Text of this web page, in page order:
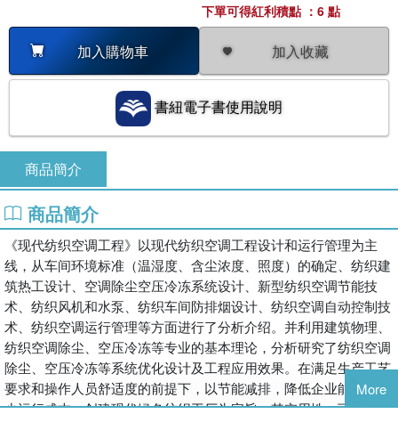
加入購物車 加入收藏
下單可得紅利積點 ：6 點
書紐電子書使用說明
商品簡介
商品簡介
《现代纺织空调工程》以现代纺织空调工程设计和运行管理为主
线，从车间环境标准（温湿度、含尘浓度、照度）的确定、纺织建
筑热工设计、空调除尘空压冷冻系统设计、新型纺织空调节能技
术、纺织风机和水泵、纺织车间防排烟设计、纺织空调自动控制技
术、纺织空调运行管理等方面进行了分析介绍。并利用建筑物理、
纺织空调除尘、空压冷冻等专业的基本理论，分析研究了纺织空调
除尘、空压冷冻等系统优化设计及工程应用效果。在满足生产工艺
要求和操作人员舒适度的前提下，以节能减排，降低企业能耗、减
少运行成本，创建现代绿色纺织工厂为宗旨。其实用性、可操作性
More